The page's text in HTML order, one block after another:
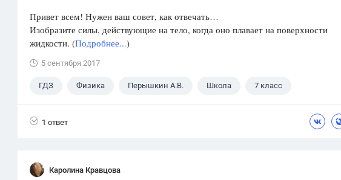
Привет всем! Нужен ваш совет, как отвечать…
Изобразите силы, действующие на тело, когда оно плавает на поверхности
жидкости. (Подробнее...)
5 сентября 2017
ГДЗ Физика Перышкин А.В. Школа 7 класс
1 ответ
Каролина Кравцова